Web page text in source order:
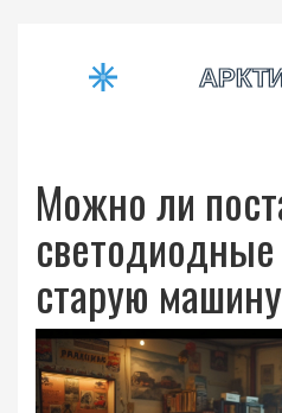
Можно ли
старую